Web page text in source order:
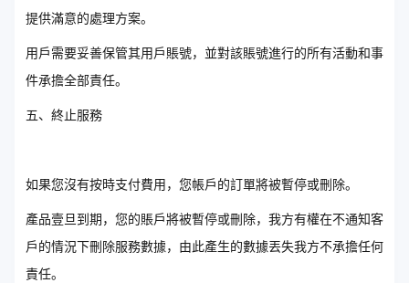
提供滿意的處理方案。
用戶需要妥善保管其用戶賬號，並對該賬號進行的所有活動和事
件承擔全部責任。
五、終止服務
如果您沒有按時支付費用，您帳戶的訂單將被暫停或刪除。
產品壹旦到期，您的賬戶將被暫停或刪除，我方有權在不通知客
戶的情況下刪除服務數據，由此產生的數據丟失我方不承擔任何
責任。